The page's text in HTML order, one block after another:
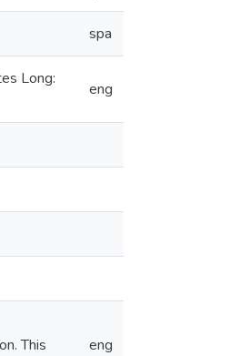
spa
Long:
eng
This
eng